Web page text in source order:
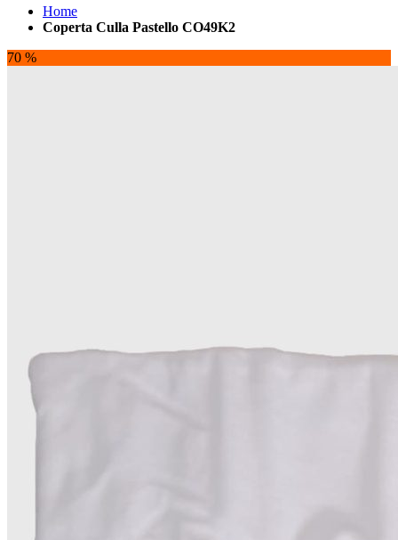
Home
Coperta Culla Pastello CO49K2
70 %